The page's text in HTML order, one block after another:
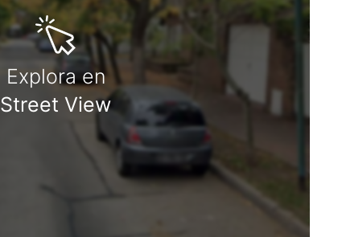
Explora en
Street View